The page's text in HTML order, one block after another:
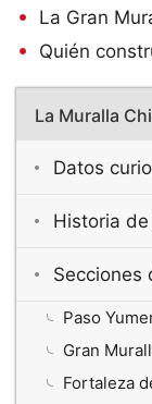
La Gran
Quién
La Muralla
Datos
Historia
Secciones
Paso
Gran
Fortaleza